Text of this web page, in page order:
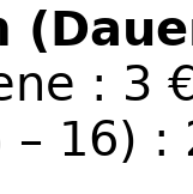
: 3
– 16) :